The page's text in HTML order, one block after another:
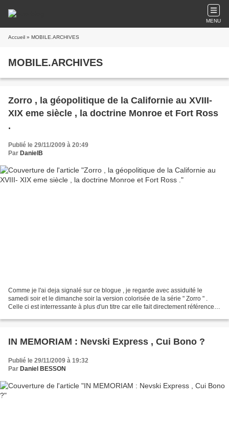
MENU
Accueil » MOBILE.ARCHIVES
MOBILE.ARCHIVES
Zorro , la géopolitique de la Californie au XVIII-
XIX eme siècle , la doctrine Monroe et Fort Ross
.
Publié le 29/11/2009 à 20:49
Par DanielB
Comme je l'ai deja signalé sur ce blogue , je regarde avec assiduité le
samedi soir et le dimanche soir la version colorisée de la série " Zorro " .
Celle ci est interressante à plus d'un titre car elle fait directement référence à
IN MEMORIAM : Nevski Express , Cui Bono ?
Publié le 29/11/2009 à 19:32
Par Daniel BESSON